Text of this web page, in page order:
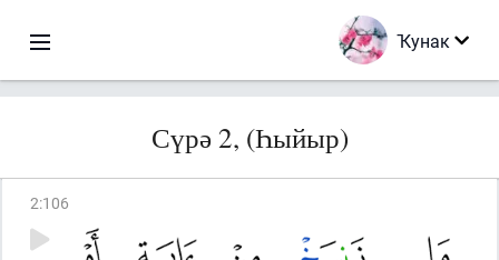
Ҡунак
Сүрә 2, (Һыйыр)
2:106